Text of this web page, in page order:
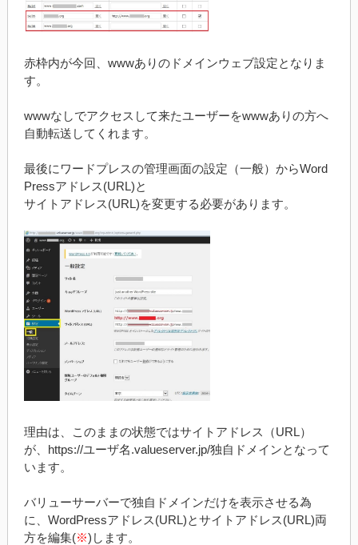
赤枠内が今回、wwwありのドメインウェブ設定となりま
す。
wwwなしでアクセスして来たユーザーをwwwありの方へ
自動転送してくれます。
最後にワードプレスの管理画面の設定（一般）からWord
Pressアドレス(URL)と
サイトアドレス(URL)を変更する必要があります。
理由は、このままの状態ではサイトアドレス（URL）
が、https://ユーザ名.valueserver.jp/独自ドメインとなって
います。
バリューサーバーで独自ドメインだけを表示させる為
に、WordPressアドレス(URL)とサイトアドレス(URL)両
方を編集(※)します。